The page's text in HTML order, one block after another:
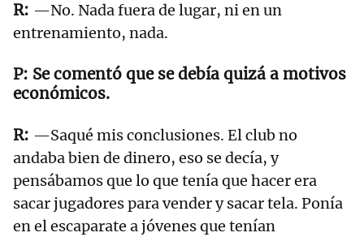
—No. Nada fuera de lugar, ni en un
entrenamiento, nada.
Se comentó que se debía quizá a motivos
económicos.
—Saqué mis conclusiones. El club no
andaba bien de dinero, eso se decía, y
pensábamos que lo que tenía que hacer era
sacar jugadores para vender y sacar tela. Ponía
en el escaparate a jóvenes que tenían